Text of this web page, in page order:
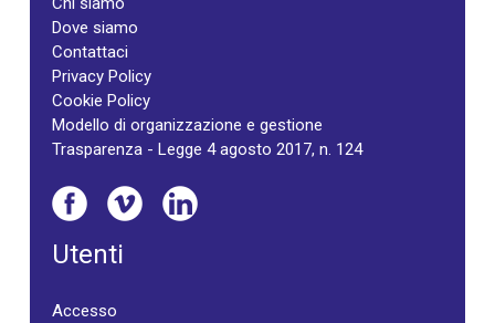
Dove siamo
Contattaci
Privacy Policy
Cookie Policy
Modello di organizzazione e gestione
Trasparenza - Legge 4 agosto 2017, n. 124
Utenti
Accesso